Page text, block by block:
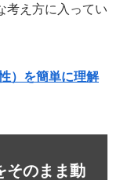
考え方に入ってい
）を簡単に理解
そのまま動